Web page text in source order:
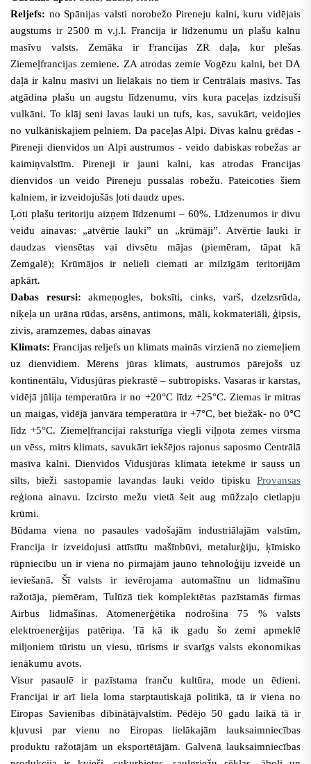
Reljefs: no Spānijas valsti norobežo Pireneju kalni, kuru vidējais
augstums ir 2500 m v.j.l. Francija ir līdzenumu un plašu kalnu
masīvu valsts. Zemāka ir Francijas ZR daļa, kur plešas
Ziemeļfrancijas zemiene. ZA atrodas zemie Vogēzu kalni, bet DA
daļā ir kalnu masīvi un lielākais no tiem ir Centrālais masīvs. Tas
atgādina plašu un augstu līdzenumu, virs kura paceļas izdzisuši
vulkāni. To klāj seni lavas lauki un tufs, kas, savukārt, veidojies
no vulkāniskajiem pelniem. Da paceļas Alpi. Divas kalnu grēdas -
Pireneji dienvidos un Alpi austrumos - veido dabiskas robežas ar
kaimiņvalstīm. Pireneji ir jauni kalni, kas atrodas Francijas
dienvidos un veido Pireneju pussalas robežu. Pateicoties šiem
kalniem, ir izveidojušās ļoti daudz upes.
Ļoti plašu teritoriju aizņem līdzenumi – 60%. Līdzenumos ir divu
veidu ainavas: „atvērtie lauki” un „krūmāji”. Atvērtie lauki ir
daudzas viensētas vai divsētu mājas (piemēram, tāpat kā
Zemgalē); Krūmājos ir nelieli ciemati ar milzīgām teritorijām
apkārt.
Dabas resursi:akmeņogles, boksīti, cinks, varš, dzelzsrūda,
niķeļa un urāna rūdas, arsēns, antimons, māli, kokmateriāli, ģipsis,
zivis, aramzemes, dabas ainavas
Klimats: Francijas reljefs un klimats mainās virzienā no ziemeļiem
uz dienvidiem. Mērens jūras klimats, austrumos pārejošs uz
kontinentālu, Vidusjūras piekrastē – subtropisks. Vasaras ir karstas,
vidējā jūlija temperatūra ir no +20°C līdz +25°C. Ziemas ir mitras
un maigas, vidējā janvāra temperatūra ir +7°C, bet biežāk- no 0°C
līdz +5°C. Ziemeļfrancijai raksturīga viegli viļņota zemes virsma
un vēss, mitrs klimats, savukārt iekšējos rajonus saposmo Centrālā
masīva kalni. Dienvidos Vidusjūras klimata ietekmē ir sauss un
silts, bieži sastopamie lavandas lauki veido tipisku Provansas
reģiona ainavu. Izcirsto mežu vietā šeit aug mūžzaļo cietlapju
krūmi.
Būdama viena no pasaules vadošajām industriālajām valstīm,
Francija ir izveidojusi attīstītu mašīnbūvi, metalurģiju, ķīmisko
rūpniecību un ir viena no pirmajām jauno tehnoloģiju izveidē un
ieviešanā. Šī valsts ir ievērojama automašīnu un lidmašīnu
ražotāja, piemēram, Tulūzā tiek komplektētas pazīstamās firmas
Airbus lidmašīnas. Atomenerģētika nodrošina 75 % valsts
elektroenerģijas patēriņa. Tā kā ik gadu šo zemi apmeklē
miljoniem tūristu un viesu, tūrisms ir svarīgs valsts ekonomikas
ienākumu avots.
Visur pasaulē ir pazīstama franču kultūra, mode un ēdieni.
Francijai ir arī liela loma starptautiskajā politikā, tā ir viena no
Eiropas Savienības dibinātājvalstīm. Pēdējo 50 gadu laikā tā ir
kļuvusi par vienu no Eiropas lielākajām lauksaimniecības
produktu ražotājām un eksportētājām. Galvenā lauksaimniecības